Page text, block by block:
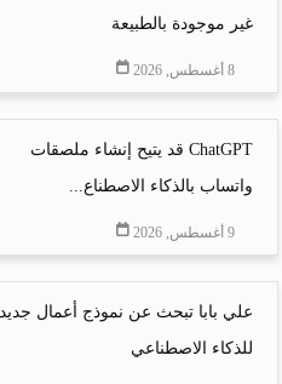
غير موجودة بالطبيعة
8 أغسطس, 2026
ChatGPT قد يتيح إنشاء ملصقات
واتساب بالذكاء الاصطناع...
9 أغسطس, 2026
علي بابا تبحث عن نموذج أعمال جديد
للذكاء الاصطناعي